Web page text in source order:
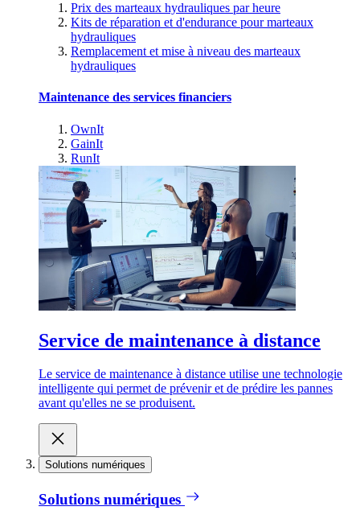
Prix des marteaux hydrauliques par heure
Kits de réparation et d'endurance pour marteaux
hydrauliques
Remplacement et mise à niveau des marteaux
hydrauliques
Maintenance des services financiers
OwnIt
GainIt
RunIt
Service de maintenance à distance
Le service de maintenance à distance utilise une technologie
intelligente qui permet de prévenir et de prédire les pannes
avant qu'elles ne se produisent.
Solutions numériques
Solutions numériques